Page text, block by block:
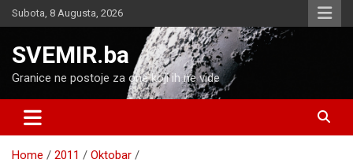
Skip
to
Subota, 8 Augusta, 2026
SVEMIR.ba
Granice ne postoje za one koji ih ne vide
Home 2011
Oktobar